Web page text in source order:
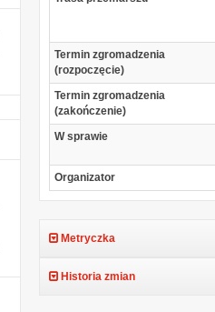
Termin zgromadzenia
(rozpoczęcie)
Termin zgromadzenia
(zakończenie)
W sprawie
Organizator
Metryczka
Historia zmian